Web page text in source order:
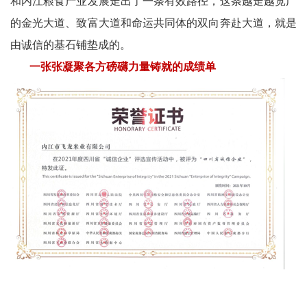
的金光大道、致富大道和命运共同体的双向奔赴大道，就是
由诚信的基石铺垫成的。
一张张凝聚各方磅礴力量铸就的成绩单